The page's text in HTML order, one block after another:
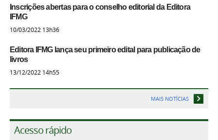
Inscrições abertas para o conselho editorial da Editora
IFMG
10/03/2022 13h36
Editora IFMG lança seu primeiro edital para publicação de
livros
13/12/2022 14h55
MAIS NOTÍCIAS
Acesso rápido